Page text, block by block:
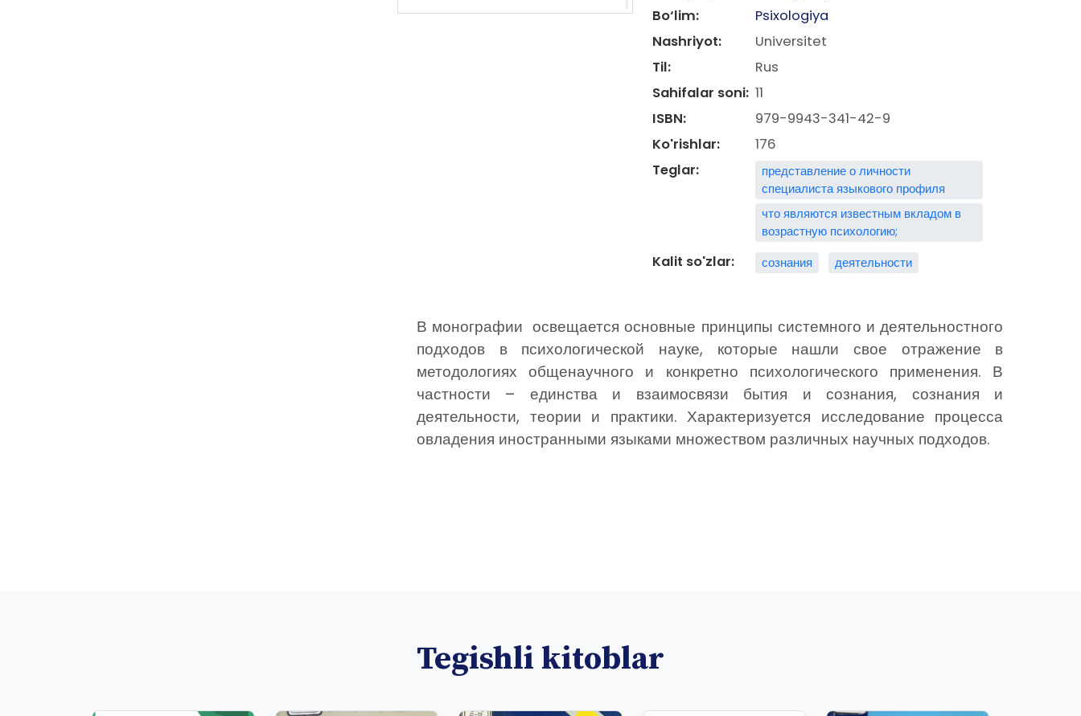
Bo‘lim:
Psixologiya
Nashriyot:
Universitet
Til:
Rus
Sahifalar soni: 11
ISBN:
979-9943-341-42-9
Ko'rishlar:
176
Teglar:
представление о личности
специалиста языкового профиля
что являются известным вкладом в
возрастную психологию;
Kalit so'zlar: сознания деятельности
В монографии освещается основные принципы системного и деятельностного
подходов в психологической науке, которые нашли свое отражение в
методологиях общенаучного и конкретно психологического применения. В
частности – единства и взаимосвязи бытия и сознания, сознания и
деятельности, теории и практики. Характеризуется исследование процесса
овладения иностранными языками множеством различных научных подходов.
Tegishli kitoblar